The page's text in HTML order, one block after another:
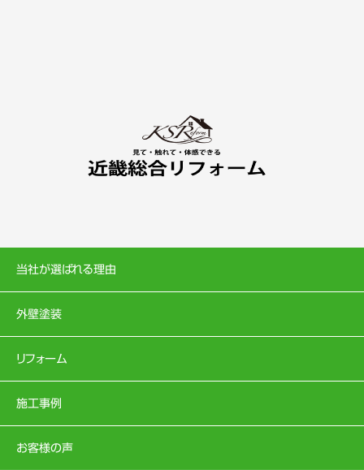
当社が選ばれる理由
外壁塗装
リフォーム
施工事例
お客様の声